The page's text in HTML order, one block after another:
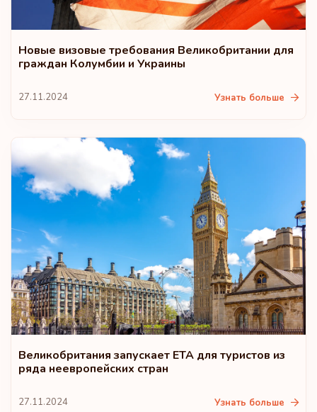
Новые визовые требования Великобритании для
граждан Колумбии и Украины
27.11.2024 Узнать больше
Великобритания запускает ETA для туристов из
ряда неевропейских стран
27.11.2024 Узнать больше